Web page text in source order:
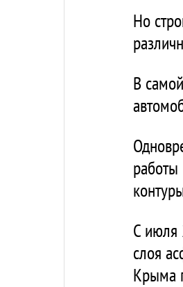
Но
В
С июля
слоя
Крыма